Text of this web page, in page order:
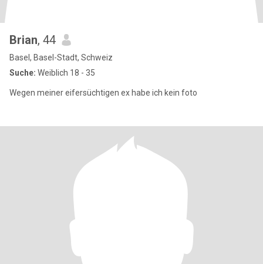
Brian, 44
Basel, Basel-Stadt, Schweiz
Suche: Weiblich 18 - 35
Wegen meiner eifersüchtigen ex habe ich kein foto